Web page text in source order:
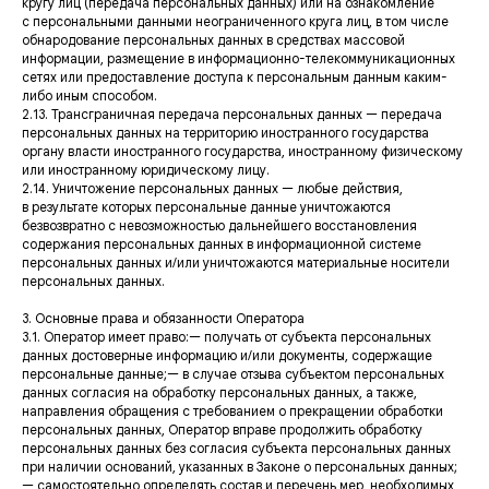
с персональными данными неограниченного круга лиц, в том числе
обнародование персональных данных в средствах массовой
информации, размещение в информационно-телекоммуникационных
сетях или предоставление доступа к персональным данным каким-
либо иным способом.
2.13. Трансграничная передача персональных данных — передача
персональных данных на территорию иностранного государства
органу власти иностранного государства, иностранному физическому
или иностранному юридическому лицу.
2.14. Уничтожение персональных данных — любые действия,
в результате которых персональные данные уничтожаются
безвозвратно с невозможностью дальнейшего восстановления
содержания персональных данных в информационной системе
персональных данных и/или уничтожаются материальные носители
персональных данных.
3. Основные права и обязанности Оператора
3.1. Оператор имеет право:— получать от субъекта персональных
данных достоверные информацию и/или документы, содержащие
персональные данные;— в случае отзыва субъектом персональных
данных согласия на обработку персональных данных, а также,
направления обращения с требованием о прекращении обработки
персональных данных, Оператор вправе продолжить обработку
персональных данных без согласия субъекта персональных данных
при наличии оснований, указанных в Законе о персональных данных;
— самостоятельно определять состав и перечень мер, необходимых